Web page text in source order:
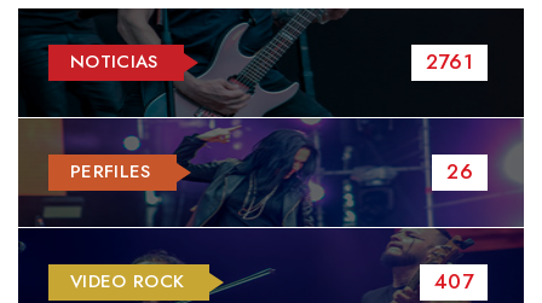
NOTICIAS 2761
PERFILES 26
VIDEO ROCK 407